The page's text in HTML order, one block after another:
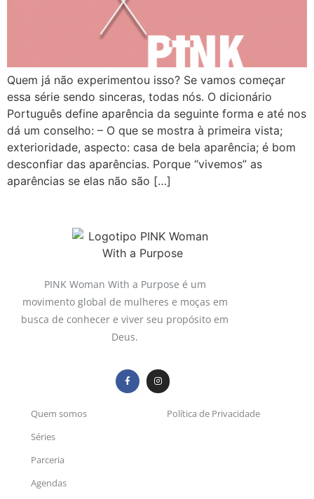
Quem já não experimentou isso? Se vamos começar
essa série sendo sinceras, todas nós. O dicionário
Português define aparência da seguinte forma e até nos
dá um conselho: – O que se mostra à primeira vista;
exterioridade, aspecto: casa de bela aparência; é bom
desconfiar das aparências. Porque “vivemos” as
aparências se elas não são […]
PINK Woman With a Purpose é um
movimento global de mulheres e moças em
busca de conhecer e viver seu propósito em
Deus.
Quem somos
Séries
Parceria
Agendas
Política de Privacidade